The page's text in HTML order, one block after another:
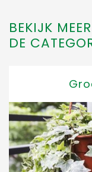
BEKIJK
DE